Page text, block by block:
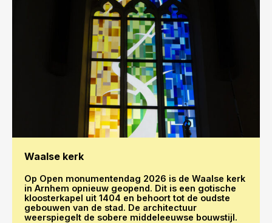
Waalse kerk
Op Open monumentendag 2026 is de Waalse kerk
in Arnhem opnieuw geopend. Dit is een gotische
kloosterkapel uit 1404 en behoort tot de oudste
gebouwen van de stad. De architectuur
weerspiegelt de sobere middeleeuwse bouwstijl.